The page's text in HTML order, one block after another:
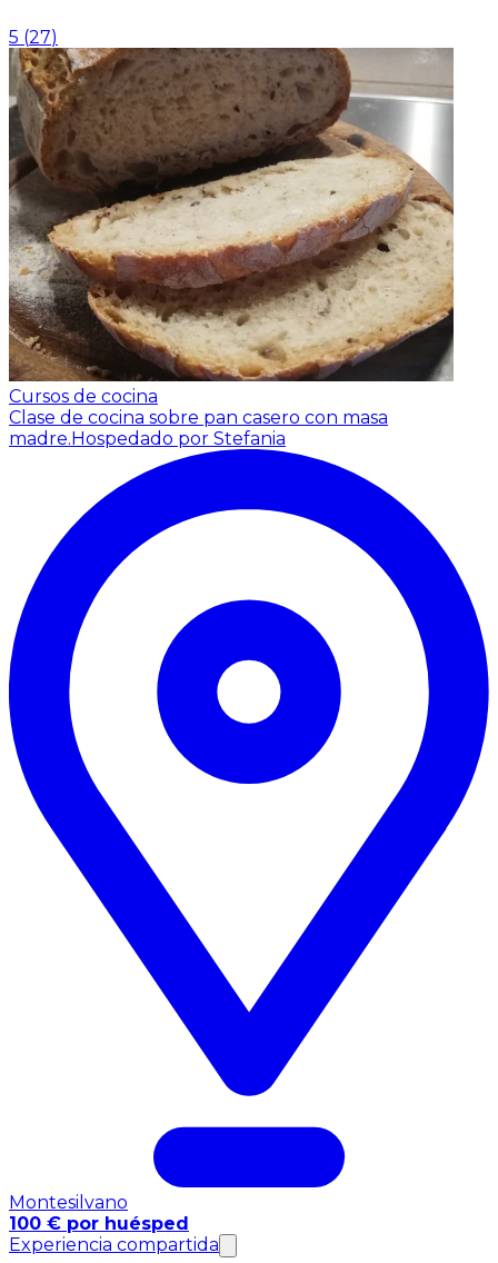
5 (27)
Cursos de cocina
Clase de cocina sobre pan casero con masa
madre.Hospedado por Stefania
Montesilvano
100 € por huésped
Experiencia compartida